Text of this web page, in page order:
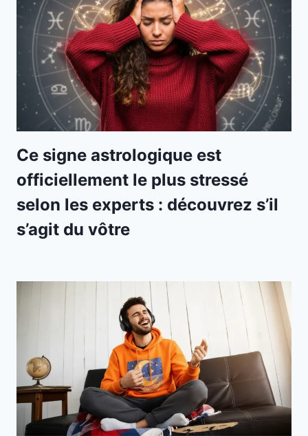
Ce signe astrologique est
officiellement le plus stressé
selon les experts : découvrez s’il
s’agit du vôtre